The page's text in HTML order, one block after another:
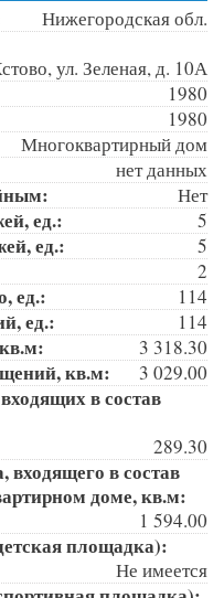
Нижегородская обл.
ул. Зеленая, д. 10А
1980
1980
Многоквартирный дом
нет данных
Нет
ед.: 5
ед.: 5
2
ед.: 114
ед.: 114
3 318.30
кв.м: 3 029.00
в состав
289.30
в состав
доме, кв.м:
1 594.00
площадка):
Не имеется